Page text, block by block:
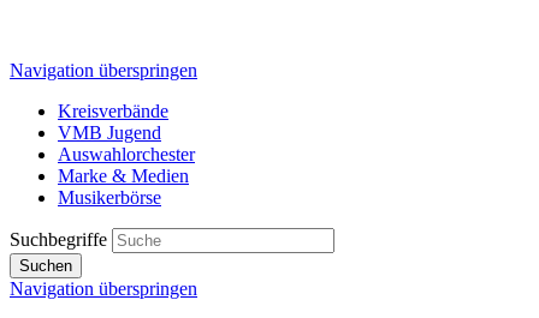
Navigation überspringen
Kreisverbände
VMB Jugend
Auswahlorchester
Marke & Medien
Musikerbörse
Suchbegriffe
Suchen
Navigation überspringen